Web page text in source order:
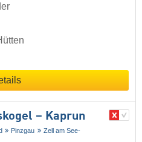
– Kaprun
Pinzgau
Zell am See-